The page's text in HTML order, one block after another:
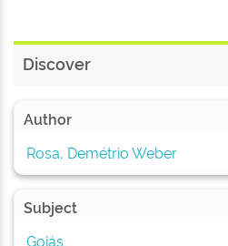
Discover
Author
Rosa, Demétrio Weber
Subject
Goiás